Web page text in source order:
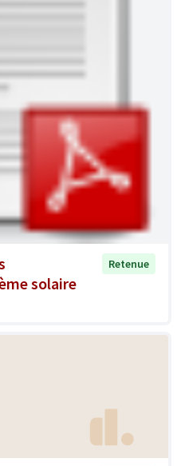
solaire
Retenue